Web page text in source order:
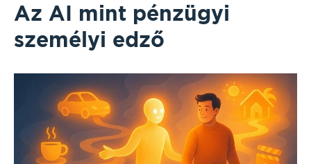
Az AI mint pénzügyi
személyi edző